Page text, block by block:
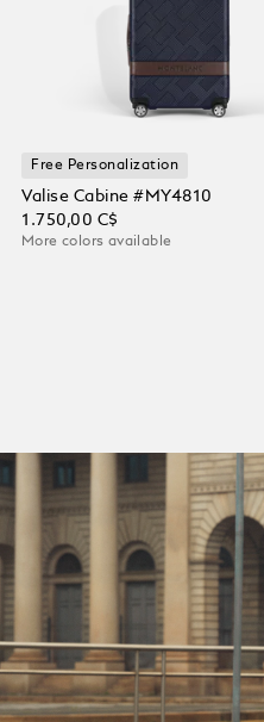
Free Personalization
Valise Cabine #MY4810
1.750,00 C$
More colors available